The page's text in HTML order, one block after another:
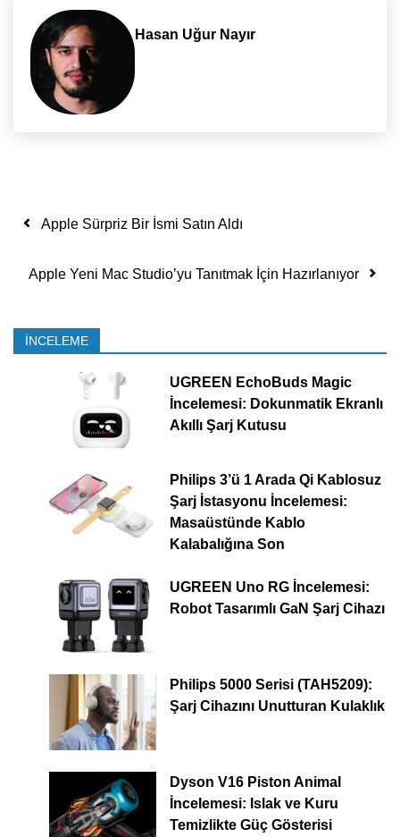
Hasan Uğur Nayır
Yazı dolaşımı
Apple Sürpriz Bir İsmi Satın Aldı
Apple Yeni Mac Studio’yu Tanıtmak İçin Hazırlanıyor
İNCELEME
UGREEN EchoBuds Magic
İncelemesi: Dokunmatik Ekranlı
Akıllı Şarj Kutusu
Philips 3’ü 1 Arada Qi Kablosuz
Şarj İstasyonu İncelemesi:
Masaüstünde Kablo
Kalabalığına Son
UGREEN Uno RG İncelemesi:
Robot Tasarımlı GaN Şarj Cihazı
Philips 5000 Serisi (TAH5209):
Şarj Cihazını Unutturan Kulaklık
Dyson V16 Piston Animal
İncelemesi: Islak ve Kuru
Temizlikte Güç Gösterisi